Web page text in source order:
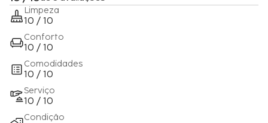
Limpeza
10 / 10
Conforto
10 / 10
Comodidades
10 / 10
Serviço
10 / 10
Condição